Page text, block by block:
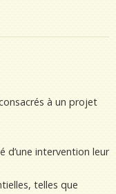
à un projet
d’une intervention leur
telles que